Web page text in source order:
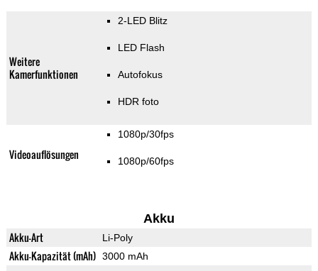
Weitere
Kamerfunktionen
2-LED Blitz
LED Flash
Autofokus
HDR foto
Videoauflösungen
1080p/30fps
1080p/60fps
Akku
Akku-Art Li-Poly
Akku-Kapazität (mAh) 3000 mAh